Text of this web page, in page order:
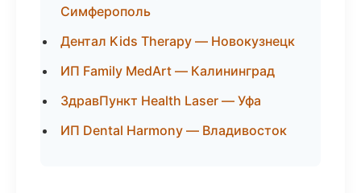
Симферополь
Дентал Kids Therapy — Новокузнецк
ИП Family MedArt — Калининград
ЗдравПункт Health Laser — Уфа
ИП Dental Harmony — Владивосток